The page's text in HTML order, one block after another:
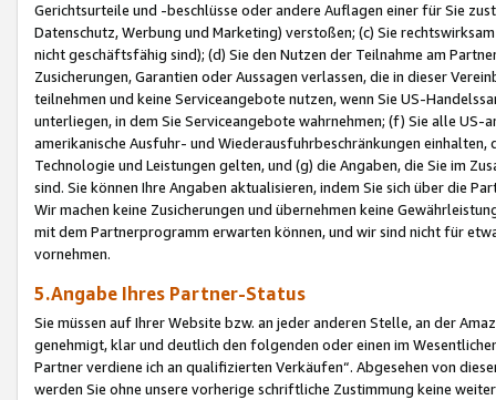
Gerichtsurteile und -beschlüsse oder andere Auflagen einer für Sie
Datenschutz, Werbung und Marketing) verstoßen; (c) Sie
nicht geschäftsfähig sind); (d) Sie den Nutzen der Teilnahme am
Zusicherungen, Garantien oder Aussagen verlassen, die in dieser
teilnehmen und keine Serviceangebote nutzen, wenn Sie US-
unterliegen, in dem Sie Serviceangebote wahrnehmen; (f) Sie alle
amerikanische Ausfuhr- und Wiederausfuhrbeschränkungen
Technologie und Leistungen gelten, und (g) die Angaben, die Sie im
sind. Sie können Ihre Angaben aktualisieren, indem Sie sich über die
Wir machen keine Zusicherungen und übernehmen keine
mit dem Partnerprogramm erwarten können, und wir sind nicht für
vornehmen.
5.Angabe Ihres Partner-Status
Sie müssen auf Ihrer Website bzw. an jeder anderen Stelle, an der
genehmigt, klar und deutlich den folgenden oder einen im
Partner verdiene ich an qualifizierten Verkäufen“. Abgesehen von
werden Sie ohne unsere vorherige schriftliche Zustimmung keine